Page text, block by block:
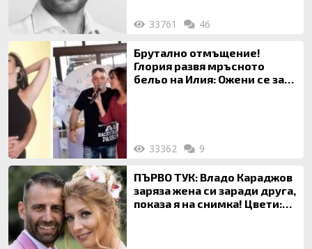
33761 46
Брутално отмъщение!
Глория развя мръсното
бельо на Илия: Ожени се за
33362 9
ПЪРВО ТУК: Владо Караджов
заряза жена си заради друга,
показа я на снимка! Цвети: